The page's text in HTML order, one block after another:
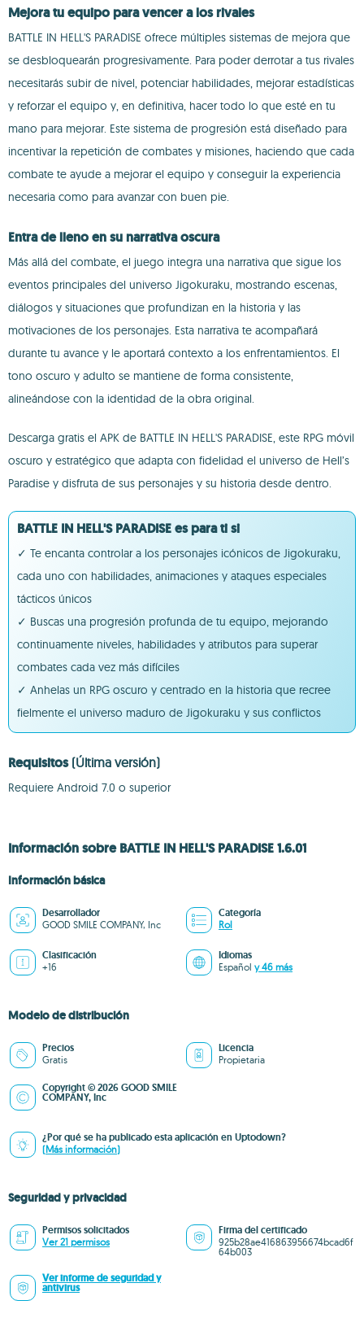
Mejora tu equipo para vencer a los rivales
BATTLE IN HELL'S PARADISE ofrece múltiples sistemas de mejora que
se desbloquearán progresivamente. Para poder derrotar a tus rivales
necesitarás subir de nivel, potenciar habilidades, mejorar estadísticas
y reforzar el equipo y, en definitiva, hacer todo lo que esté en tu
mano para mejorar. Este sistema de progresión está diseñado para
incentivar la repetición de combates y misiones, haciendo que cada
combate te ayude a mejorar el equipo y conseguir la experiencia
necesaria como para avanzar con buen pie.
Entra de lleno en su narrativa oscura
Más allá del combate, el juego integra una narrativa que sigue los
eventos principales del universo Jigokuraku, mostrando escenas,
diálogos y situaciones que profundizan en la historia y las
motivaciones de los personajes. Esta narrativa te acompañará
durante tu avance y le aportará contexto a los enfrentamientos. El
tono oscuro y adulto se mantiene de forma consistente,
alineándose con la identidad de la obra original.
Descarga gratis el APK de BATTLE IN HELL'S PARADISE, este RPG móvil
oscuro y estratégico que adapta con fidelidad el universo de Hell’s
Paradise y disfruta de sus personajes y su historia desde dentro.
BATTLE IN HELL'S PARADISE es para ti si
✓ Te encanta controlar a los personajes icónicos de Jigokuraku,
cada uno con habilidades, animaciones y ataques especiales
tácticos únicos
✓ Buscas una progresión profunda de tu equipo, mejorando
continuamente niveles, habilidades y atributos para superar
combates cada vez más difíciles
✓ Anhelas un RPG oscuro y centrado en la historia que recree
fielmente el universo maduro de Jigokuraku y sus conflictos
Requisitos (Última versión)
Requiere Android 7.0 o superior
Información sobre BATTLE IN HELL'S PARADISE 1.6.01
Información básica
Desarrollador
GOOD SMILE COMPANY, Inc
Categoría
Rol
Clasificación
+16
Idiomas
Español y 46 más
Modelo de distribución
Precios
Gratis
Licencia
Propietaria
Copyright © 2026 GOOD SMILE
COMPANY, Inc
¿Por qué se ha publicado esta aplicación en Uptodown?
(Más información)
Seguridad y privacidad
Permisos solicitados
Ver 21 permisos
Firma del certificado
925b28ae416863956674bcad6f
64b003
Ver informe de seguridad y
antivirus